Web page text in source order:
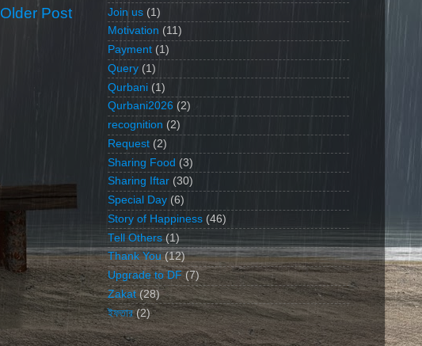
Older Post
Join us (1)
Motivation (11)
Payment (1)
Query (1)
Qurbani (1)
Qurbani2026 (2)
recognition (2)
Request (2)
Sharing Food (3)
Sharing Iftar (30)
Special Day (6)
Story of Happiness (46)
Tell Others (1)
Thank You (12)
Upgrade to DF (7)
Zakat (28)
ইফতার (2)